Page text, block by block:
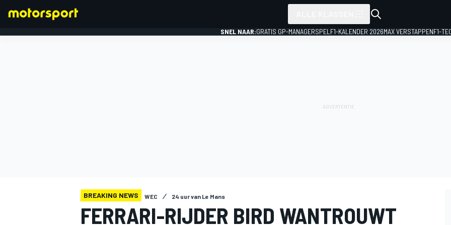
SNEL NAAR:GRATIS GP-MANAGERSPEL F1-KALENDER 2026MAX VERSTAPPENF1-
BREAKING NEWS WEC 24 uur van Le Mans
FERRARI-RIJDER BIRD WANTROUWT